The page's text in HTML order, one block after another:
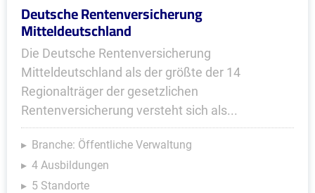
Deutsche Rentenversicherung
Mitteldeutschland
Die Deutsche Rentenversicherung
Mitteldeutschland als der größte der 14
Regionalträger der gesetzlichen
Rentenversicherung versteht sich als...
Branche: Öffentliche Verwaltung
4 Ausbildungen
5 Standorte